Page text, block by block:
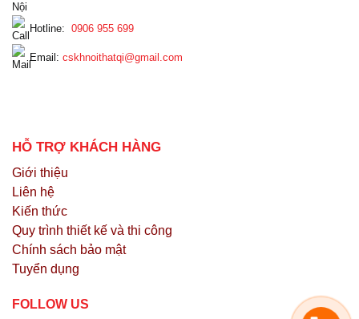
Nội
Hotline: 0906 955 699
Email: cskhnoithatqi@gmail.com
HỖ TRỢ KHÁCH HÀNG
Giới thiệu
Liên hệ
Kiến thức
Quy trình thiết kế và thi công
Chính sách bảo mật
Tuyển dụng
FOLLOW US